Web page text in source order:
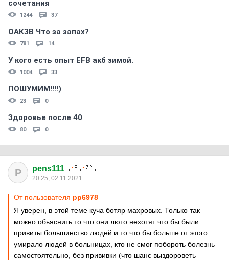
сочетания
1244 37
ОАКЗВ Что за запах?
781 14
У кого есть опыт EFB акб зимой.
1004 33
ПОШУМИМ!!!!)
23 0
Здоровье после 40
80 0
P pens111
20:25, 02.11.2021
От пользователя pp6978
Я уверен, в этой теме куча ботяр махровых. Только так
можно обьяснить то что они люто нехотят что бы были
привиты большинство людей и то что бы больше от этого
умирало людей в больницах, кто не смог побороть болезнь
самостоятельно, без прививки (что шанс выздороветь